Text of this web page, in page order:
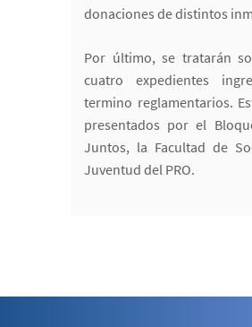
donaciones de distintos
Por último, se tratarán
cuatro expedientes
termino reglamentarios.
presentados por el
Juntos, la Facultad de
Juventud del PRO.